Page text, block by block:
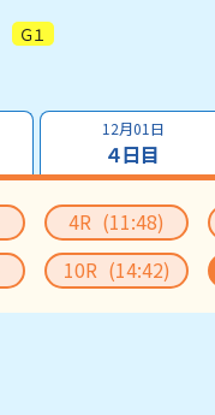
Ｇ１
12月01日
４日目
4R (11:48)
10R (14:42)